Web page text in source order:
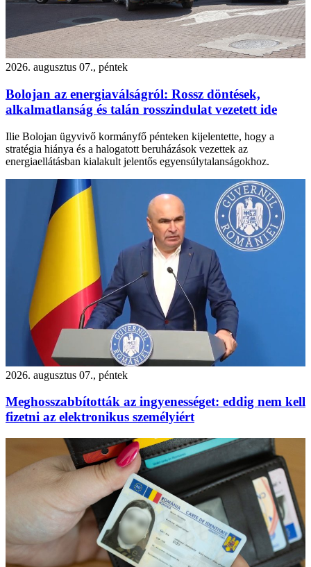
2026. augusztus 07., péntek
Bolojan az energiaválságról: Rossz döntések,
alkalmatlanság és talán rosszindulat vezetett ide
Ilie Bolojan ügyvivő kormányfő pénteken kijelentette, hogy a
stratégia hiánya és a halogatott beruházások vezettek az
energiaellátásban kialakult jelentős egyensúlytalanságokhoz.
2026. augusztus 07., péntek
Meghosszabbították az ingyenességet: eddig nem kell
fizetni az elektronikus személyiért